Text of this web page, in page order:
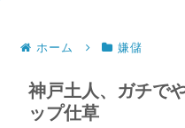
ホーム 嫌儲
神戸土人、ガチ
ップ仕草